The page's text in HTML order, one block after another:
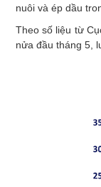
nuôi và ép dầu
Theo số liệu từ
nửa đầu tháng 5,